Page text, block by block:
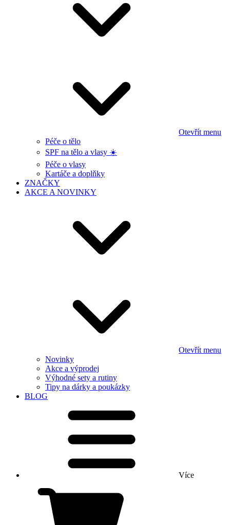
Otevřít menu
Péče o tělo
SPF na tělo a vlasy ☀️
Péče o vlasy
Kartáče a doplňky
ZNAČKY
AKCE A NOVINKY
Otevřít menu
Novinky
Akce a výprodej
Výhodné sety a rutiny
Tipy na dárky a poukázky
BLOG
Více